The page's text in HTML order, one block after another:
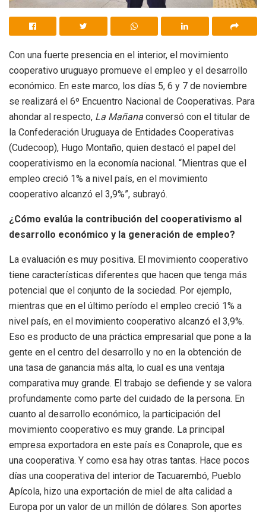
Con una fuerte presencia en el interior, el movimiento
cooperativo uruguayo promueve el empleo y el desarrollo
económico. En este marco, los días 5, 6 y 7 de noviembre
se realizará el 6º Encuentro Nacional de Cooperativas. Para
ahondar al respecto, La Mañana conversó con el titular de
la Confederación Uruguaya de Entidades Cooperativas
(Cudecoop), Hugo Montaño, quien destacó el papel del
cooperativismo en la economía nacional. “Mientras que el
empleo creció 1% a nivel país, en el movimiento
cooperativo alcanzó el 3,9%”, subrayó.
¿Cómo evalúa la contribución del cooperativismo al
desarrollo económico y la generación de empleo?
La evaluación es muy positiva. El movimiento cooperativo
tiene características diferentes que hacen que tenga más
potencial que el conjunto de la sociedad. Por ejemplo,
mientras que en el último período el empleo creció 1% a
nivel país, en el movimiento cooperativo alcanzó el 3,9%.
Eso es producto de una práctica empresarial que pone a la
gente en el centro del desarrollo y no en la obtención de
una tasa de ganancia más alta, lo cual es una ventaja
comparativa muy grande. El trabajo se defiende y se valora
profundamente como parte del cuidado de la persona. En
cuanto al desarrollo económico, la participación del
movimiento cooperativo es muy grande. La principal
empresa exportadora en este país es Conaprole, que es
una cooperativa. Y como esa hay otras tantas. Hace pocos
días una cooperativa del interior de Tacuarembó, Pueblo
Apícola, hizo una exportación de miel de alta calidad a
Europa por un valor de un millón de dólares. Son aportes